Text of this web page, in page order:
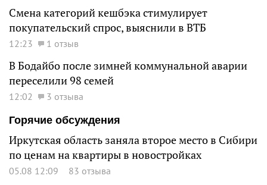
Смена категорий кешбэка стимулирует
покупательский спрос, выяснили в ВТБ
12:23 1 отзыв
В Бодайбо после зимней коммунальной аварии
переселили 98 семей
12:02
3 отзыва
Горячие обсуждения
Иркутская область заняла второе место в Сибири
по ценам на квартиры в новостройках
05.08 12:09 83 отзыва